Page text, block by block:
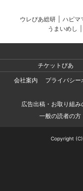
ウレぴあ総研 ハピマ
うまいめし
チケットぴあ
会社案内
プライバシー
広告出稿・お取り組
一般の読者の方
Copyright